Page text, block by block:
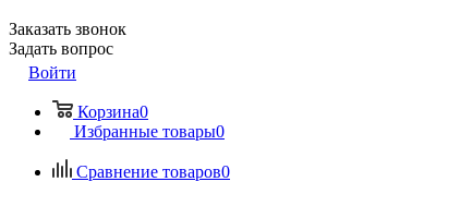
Заказать звонок
Задать вопрос
Войти
Корзина0
Избранные товары0
Сравнение товаров0